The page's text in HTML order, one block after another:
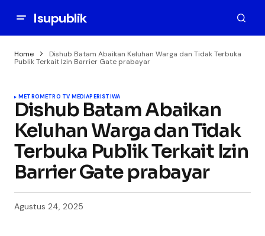
Isupublik
Home
Dishub Batam Abaikan Keluhan Warga dan Tidak Terbuka
Publik Terkait Izin Barrier Gate prabayar
METROMETRO TV MEDIAPERISTIWA
Dishub Batam Abaikan
Keluhan Warga dan Tidak
Terbuka Publik Terkait Izin
Barrier Gate prabayar
Agustus 24, 2025